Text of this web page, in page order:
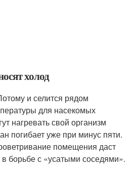
холод
и селится рядом
для насекомых
нагревать свой организм
погибает уже при минус пяти.
помещения даст
борьбе с «усатыми соседями».